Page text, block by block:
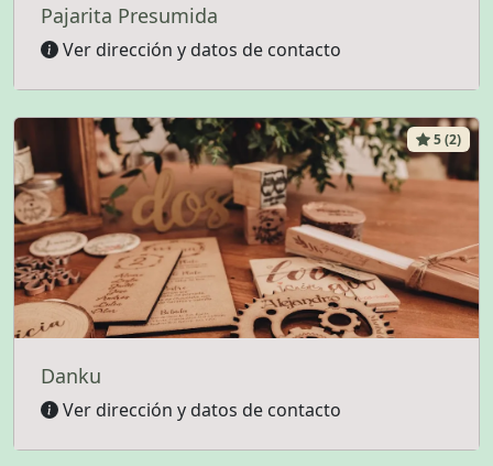
Pajarita Presumida
Ver dirección y datos de contacto
5 (2)
Danku
Ver dirección y datos de contacto